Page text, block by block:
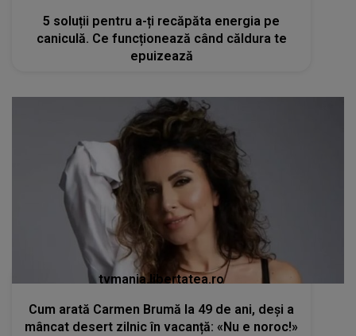
5 soluții pentru a-ți recăpăta energia pe
caniculă. Ce funcționează când căldura te
epuizează
tvmania.libertatea.ro
Cum arată Carmen Brumă la 49 de ani, deși a
mâncat desert zilnic în vacanță: «Nu e noroc!»